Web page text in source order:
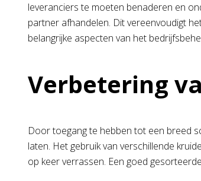
leveranciers te moeten benaderen en
partner afhandelen. Dit vereenvoudigt
belangrijke aspecten van het
Verbetering
Door toegang te hebben tot een breed
laten. Het gebruik van verschillende
op keer verrassen. Een goed